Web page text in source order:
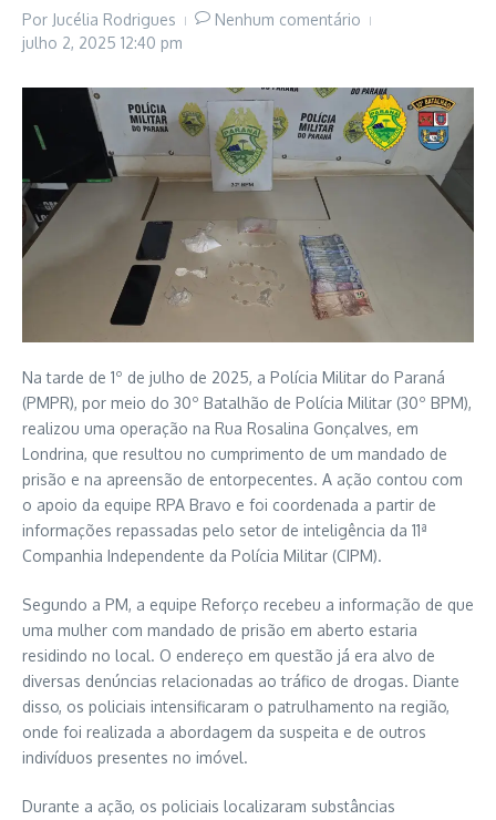
Por Jucélia Rodrigues
Nenhum comentário
julho 2, 2025 12:40 pm
Na tarde de 1º de julho de 2025, a Polícia Militar do Paraná
(PMPR), por meio do 30º Batalhão de Polícia Militar (30º BPM),
realizou uma operação na Rua Rosalina Gonçalves, em
Londrina, que resultou no cumprimento de um mandado de
prisão e na apreensão de entorpecentes. A ação contou com
o apoio da equipe RPA Bravo e foi coordenada a partir de
informações repassadas pelo setor de inteligência da 11ª
Companhia Independente da Polícia Militar (CIPM).
Segundo a PM, a equipe Reforço recebeu a informação de que
uma mulher com mandado de prisão em aberto estaria
residindo no local. O endereço em questão já era alvo de
diversas denúncias relacionadas ao tráfico de drogas. Diante
disso, os policiais intensificaram o patrulhamento na região,
onde foi realizada a abordagem da suspeita e de outros
indivíduos presentes no imóvel.
Durante a ação, os policiais localizaram substâncias